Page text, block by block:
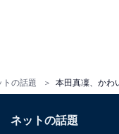
トの話題
ネットの話題